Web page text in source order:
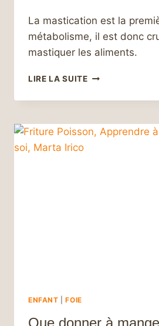
La mastication est la
métabolisme, il est donc
mastiquer les aliments.
LIRE LA SUITETROUBLES
:
DE
LA
ENFANT |FOIE